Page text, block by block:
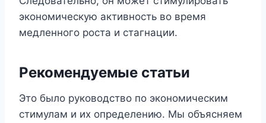
экономическую активность во время
медленного роста и стагнации.
Рекомендуемые статьи
Это было руководство по экономическим
стимулам и их определению. Мы объясняем